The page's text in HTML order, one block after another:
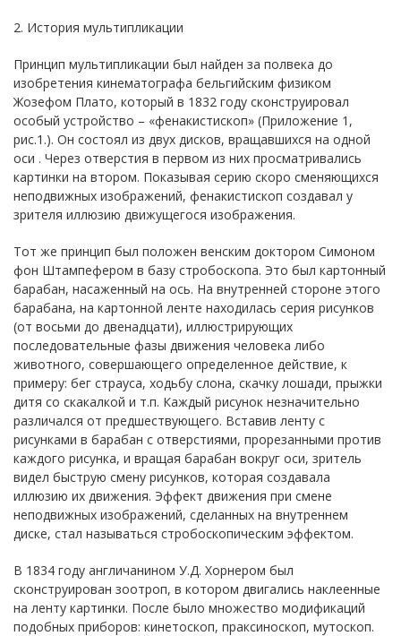
2. История мультипликации
Принцип мультипликации был найден за полвека до
изобретения кинематографа бельгийским физиком
Жозефом Плато, который в 1832 году сконструировал
особый устройство – «фенакистископ» (Приложение 1,
рис.1.). Он состоял из двух дисков, вращавшихся на одной
оси . Через отверстия в первом из них просматривались
картинки на втором. Показывая серию скоро сменяющихся
неподвижных изображений, фенакистископ создавал у
зрителя иллюзию движущегося изображения.
Тот же принцип был положен венским доктором Симоном
фон Штампефером в базу стробоскопа. Это был картонный
барабан, насаженный на ось. На внутренней стороне этого
барабана, на картонной ленте находилась серия рисунков
(от восьми до двенадцати), иллюстрирующих
последовательные фазы движения человека либо
животного, совершающего определенное действие, к
примеру: бег страуса, ходьбу слона, скачку лошади, прыжки
дитя со скакалкой и т.п. Каждый рисунок незначительно
различался от предшествующего. Вставив ленту с
рисунками в барабан с отверстиями, прорезанными против
каждого рисунка, и вращая барабан вокруг оси, зритель
видел быструю смену рисунков, которая создавала
иллюзию их движения. Эффект движения при смене
неподвижных изображений, сделанных на внутреннем
диске, стал называться стробоскопическим эффектом.
В 1834 году англичанином У.Д. Хорнером был
сконструирован зоотроп, в котором двигались наклеенные
на ленту картинки. После было множество модификаций
подобных приборов: кинетоскоп, праксиноскоп, мутоскоп.